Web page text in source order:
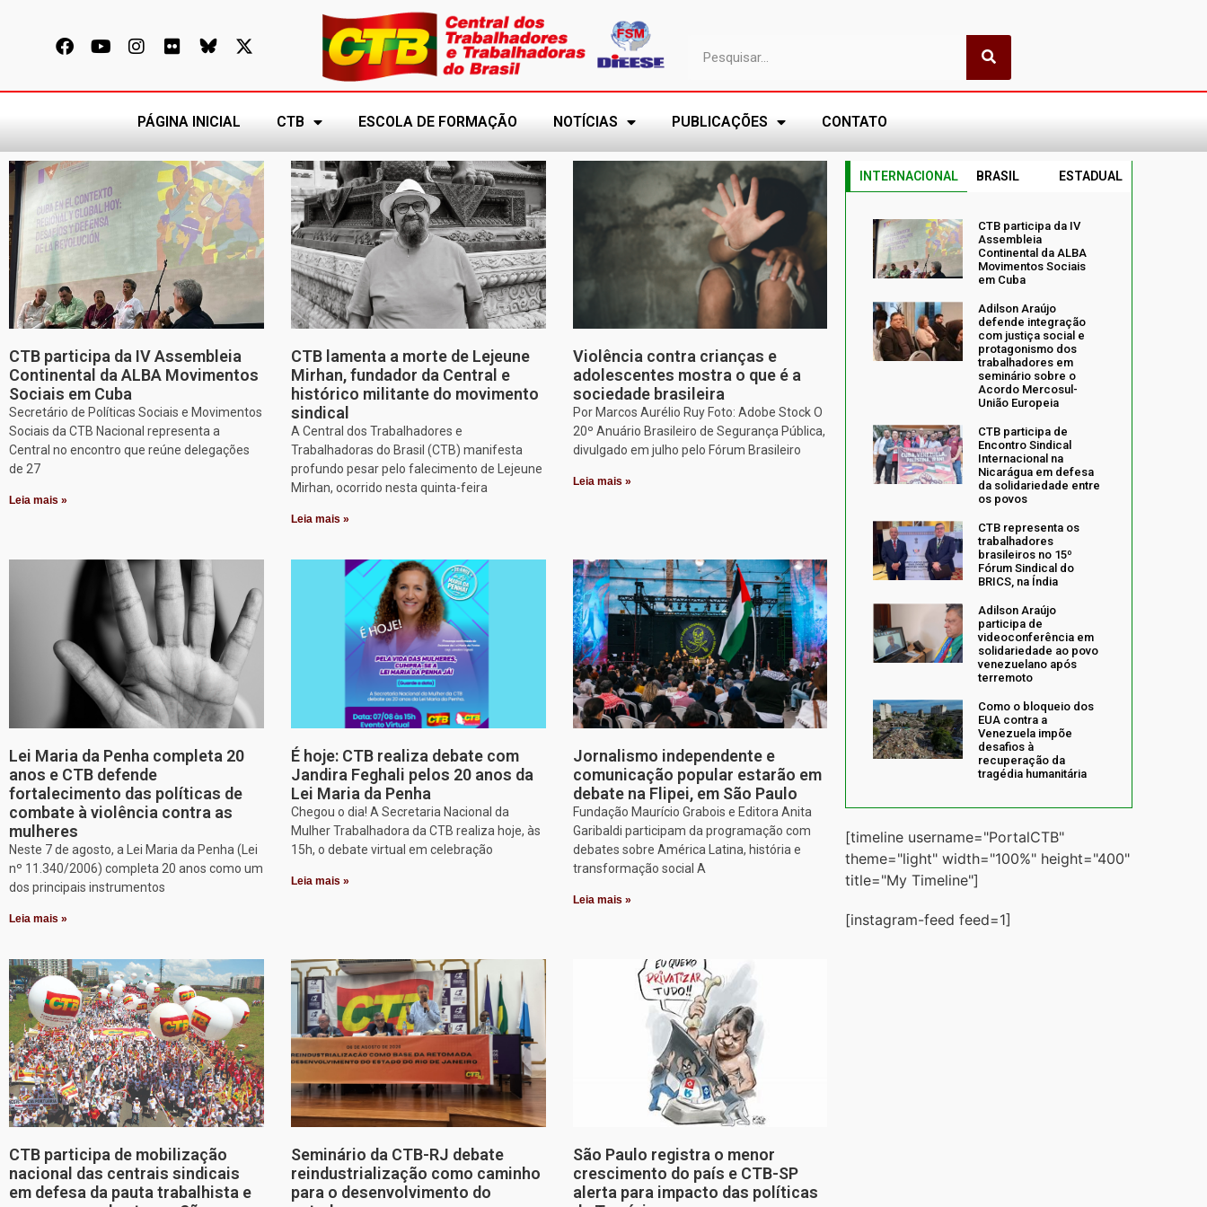
PÁGINA INICIAL CTB ESCOLA DE FORMAÇÃO NOTÍCIAS PUBLICAÇÕES CONTATO
CTB participa da IV Assembleia
Continental da ALBA Movimentos
Sociais em Cuba
Secretário de Políticas Sociais e Movimentos
Sociais da CTB Nacional representa a
Central no encontro que reúne delegações
de 27
Leia mais »
CTB lamenta a morte de Lejeune
Mirhan, fundador da Central e
histórico militante do movimento
sindical
A Central dos Trabalhadores e
Trabalhadoras do Brasil (CTB) manifesta
profundo pesar pelo falecimento de Lejeune
Mirhan, ocorrido nesta quinta-feira
Leia mais »
Violência contra crianças e
adolescentes mostra o que é a
sociedade brasileira
Por Marcos Aurélio Ruy Foto: Adobe Stock O
20º Anuário Brasileiro de Segurança Pública,
divulgado em julho pelo Fórum Brasileiro
Leia mais »
Lei Maria da Penha completa 20
anos e CTB defende
fortalecimento das políticas de
combate à violência contra as
mulheres
Neste 7 de agosto, a Lei Maria da Penha (Lei
nº 11.340/2006) completa 20 anos como um
dos principais instrumentos
Leia mais »
É hoje: CTB realiza debate com
Jandira Feghali pelos 20 anos da
Lei Maria da Penha
Chegou o dia! A Secretaria Nacional da
Mulher Trabalhadora da CTB realiza hoje, às
15h, o debate virtual em celebração
Leia mais »
Jornalismo independente e
comunicação popular estarão em
debate na Flipei, em São Paulo
Fundação Maurício Grabois e Editora Anita
Garibaldi participam da programação com
debates sobre América Latina, história e
transformação social A
Leia mais »
CTB participa de mobilização
nacional das centrais sindicais
em defesa da pauta trabalhista e
Seminário da CTB-RJ debate
reindustrialização como caminho
para o desenvolvimento do
São Paulo registra o menor
crescimento do país e CTB-SP
alerta para impacto das políticas
INTERNACIONAL BRASIL ESTADUAL
CTB participa da IV
Assembleia
Continental da ALBA
Movimentos Sociais
em Cuba
Adilson Araújo
defende integração
com justiça social e
protagonismo dos
trabalhadores em
seminário sobre o
Acordo Mercosul-
União Europeia
CTB participa de
Encontro Sindical
Internacional na
Nicarágua em defesa
da solidariedade entre
os povos
CTB representa os
trabalhadores
brasileiros no 15º
Fórum Sindical do
BRICS, na Índia
Adilson Araújo
participa de
videoconferência em
solidariedade ao povo
venezuelano após
terremoto
Como o bloqueio dos
EUA contra a
Venezuela impõe
desafios à
recuperação da
tragédia humanitária
[timeline username="PortalCTB"
theme="light" width="100%" height="400"
title="My Timeline"]
[instagram-feed feed=1]